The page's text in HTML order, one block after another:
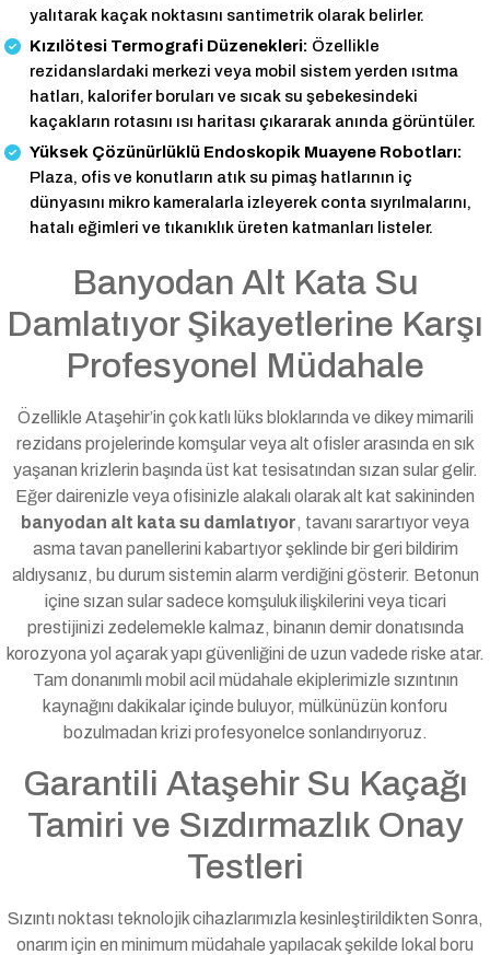
yalıtarak kaçak noktasını santimetrik olarak belirler.
Kızılötesi Termografi Düzenekleri: Özellikle
rezidanslardaki merkezi veya mobil sistem yerden ısıtma
hatları, kalorifer boruları ve sıcak su şebekesindeki
kaçakların rotasını ısı haritası çıkararak anında görüntüler.
Yüksek Çözünürlüklü Endoskopik Muayene Robotları:
Plaza, ofis ve konutların atık su pimaş hatlarının iç
dünyasını mikro kameralarla izleyerek conta sıyrılmalarını,
hatalı eğimleri ve tıkanıklık üreten katmanları listeler.
Banyodan Alt Kata Su
Damlatıyor Şikayetlerine Karşı
Profesyonel Müdahale
Özellikle Ataşehir’in çok katlı lüks bloklarında ve dikey mimarili
rezidans projelerinde komşular veya alt ofisler arasında en sık
yaşanan krizlerin başında üst kat tesisatından sızan sular gelir.
Eğer dairenizle veya ofisinizle alakalı olarak alt kat sakininden
banyodan alt kata su damlatıyor, tavanı sarartıyor veya
asma tavan panellerini kabartıyor şeklinde bir geri bildirim
aldıysanız, bu durum sistemin alarm verdiğini gösterir. Betonun
içine sızan sular sadece komşuluk ilişkilerini veya ticari
prestijinizi zedelemekle kalmaz, binanın demir donatısında
korozyona yol açarak yapı güvenliğini de uzun vadede riske atar.
Tam donanımlı mobil acil müdahale ekiplerimizle sızıntının
kaynağını dakikalar içinde buluyor, mülkünüzün konforu
bozulmadan krizi profesyonelce sonlandırıyoruz.
Garantili Ataşehir Su Kaçağı
Tamiri ve Sızdırmazlık Onay
Testleri
Sızıntı noktası teknolojik cihazlarımızla kesinleştirildikten Sonra,
onarım için en minimum müdahale yapılacak şekilde lokal boru